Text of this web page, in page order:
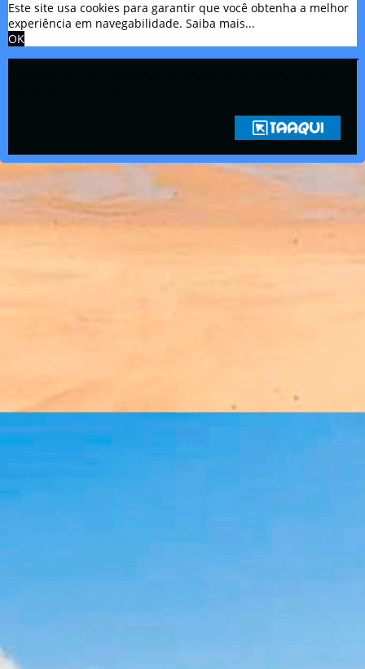
Este site usa cookies para garantir que você obtenha a melhor
experiência em navegabilidade. Saiba mais...
OK